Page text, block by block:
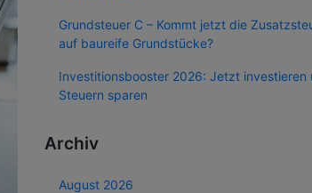
Grundsteuer C – Kommt jetzt die
auf baureife Grundstücke?
Investitionsbooster 2026: Jetzt investieren
Steuern sparen
Archiv
August 2026